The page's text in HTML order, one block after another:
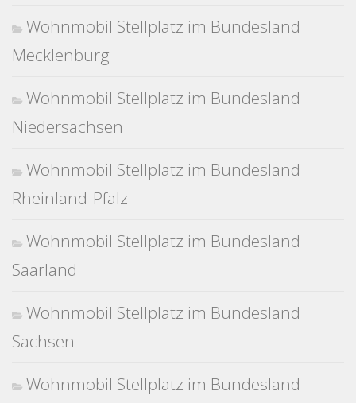
Wohnmobil Stellplatz im Bundesland
Mecklenburg
Wohnmobil Stellplatz im Bundesland
Niedersachsen
Wohnmobil Stellplatz im Bundesland
Rheinland-Pfalz
Wohnmobil Stellplatz im Bundesland
Saarland
Wohnmobil Stellplatz im Bundesland
Sachsen
Wohnmobil Stellplatz im Bundesland